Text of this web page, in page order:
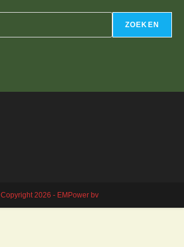
ZOEKEN
Copyright 2026 - EMPower bv